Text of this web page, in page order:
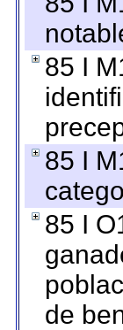
85 I
85 I
85 I
de